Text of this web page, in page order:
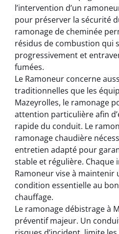
l’intervention d’un
pour préserver la sécurité
ramonage de cheminée
résidus de combustion qui
progressivement et
fumées.
Le Ramoneur concerne
traditionnelles que les
Mazeyrolles, le ramonage
attention particulière afin
rapide du conduit. Le
ramonage chaudière
entretien adapté pour
stable et régulière. Chaque
Ramoneur vise à maintenir
condition essentielle au
chauffage.
Le ramonage débistrage à
préventif majeur. Un